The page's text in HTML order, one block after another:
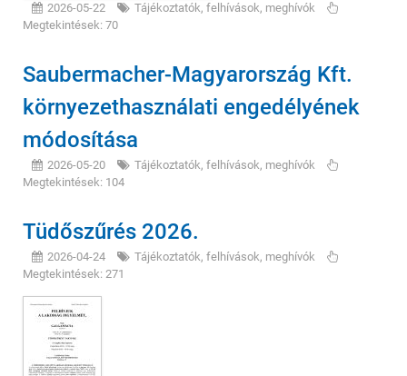
2026-05-22
Tájékoztatók, felhívások, meghívók
Megtekintések: 70
Saubermacher-Magyarország Kft.
környezethasználati engedélyének
módosítása
2026-05-20
Tájékoztatók, felhívások, meghívók
Megtekintések: 104
Tüdőszűrés 2026.
2026-04-24
Tájékoztatók, felhívások, meghívók
Megtekintések: 271